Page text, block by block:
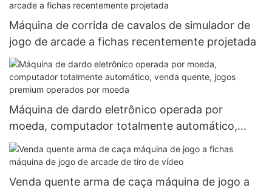
Máquina de corrida de cavalos de simulador de
jogo de arcade a fichas recentemente projetada
Máquina de dardo eletrônico operada por
moeda, computador totalmente automático,
venda quente, jogos premium operados por
moeda
Venda quente arma de caça máquina de jogo a